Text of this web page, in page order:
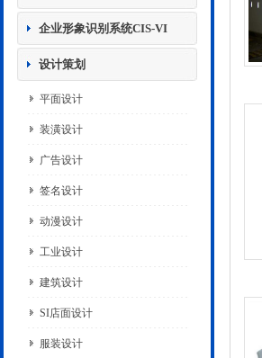
企业形象识别系统CIS-VI
设计策划
平面设计
装潢设计
广告设计
签名设计
动漫设计
工业设计
建筑设计
SI店面设计
服装设计